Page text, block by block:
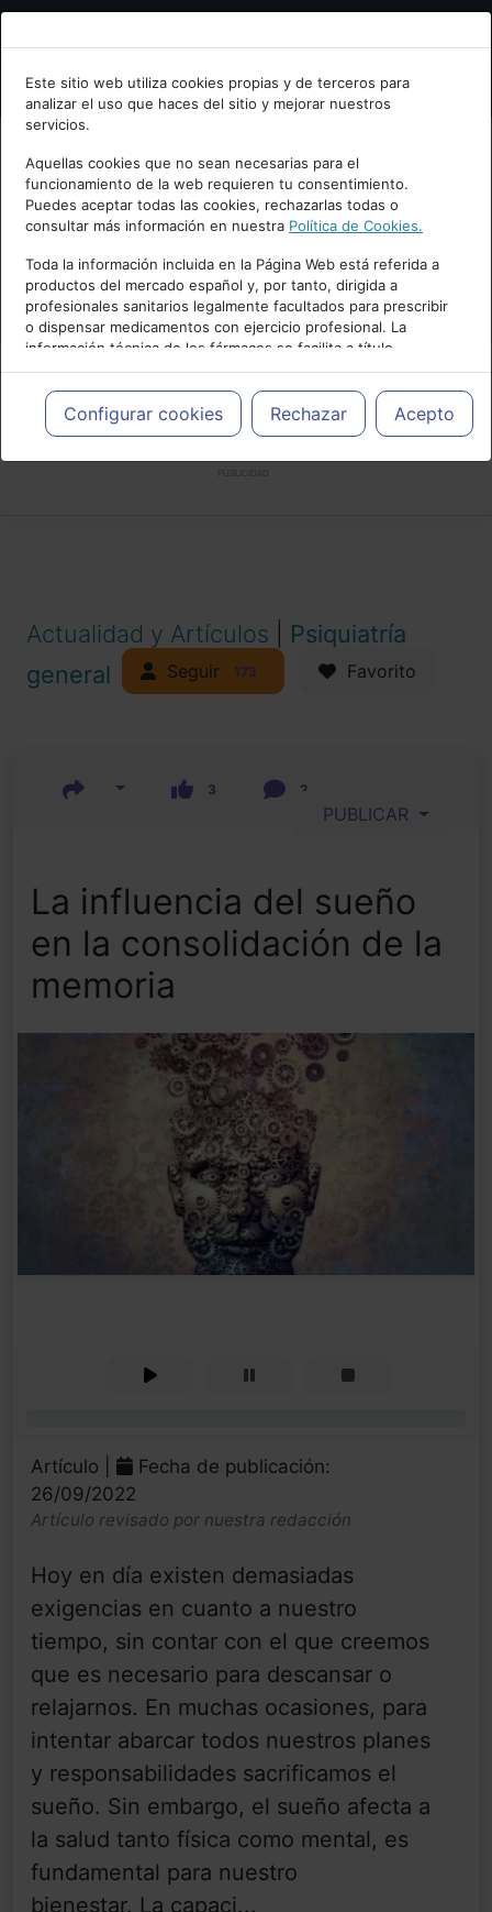
Bienvenid@ a psiquiatria.com
Escribe tu Email
Accede o regístrate con tu email.
Cancelar
Este sitio web utiliza cookies propias y de terceros para
analizar el uso que haces del sitio y mejorar nuestros
servicios.
Aquellas cookies que no sean necesarias para el
funcionamiento de la web requieren tu consentimiento.
Puedes aceptar todas las cookies, rechazarlas todas o
consultar más información en nuestra Política de Cookies.
Toda la información incluida en la Página Web está referida a
productos del mercado español y, por tanto, dirigida a
profesionales sanitarios legalmente facultados para prescribir
o dispensar medicamentos con ejercicio profesional. La
información técnica de los fármacos se facilita a título
meramente informativo, siendo responsabilidad de los
profesionales facultados prescribir medicamentos y decidir, en
cada caso concreto, el tratamiento más adecuado a las
necesidades del paciente.
Configurar cookies Rechazar Acepto
Actualidad y Artículos
Psiquiatría
general
Seguir 173 Favorito
3 2
PUBLICAR
La influencia del sueño
en la consolidación de la
memoria
Artículo |
Fecha de publicación:
26/09/2022
Artículo revisado por nuestra redacción
Hoy en día existen demasiadas
exigencias en cuanto a nuestro
tiempo, sin contar con el que creemos
que es necesario para descansar o
relajarnos. En muchas ocasiones, para
intentar abarcar todos nuestros planes
y responsabilidades sacrificamos el
sueño. Sin embargo, el sueño afecta a
la salud tanto física como mental, es
fundamental para nuestro
bienestar. La capaci...